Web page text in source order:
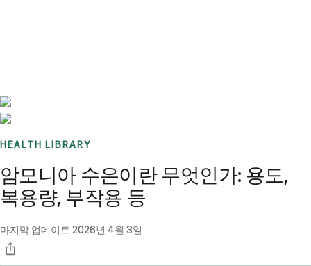
HEALTH LIBRARY
암모니아 수은이란 무엇인가: 용도,
복용량, 부작용 등
마지막 업데이트 2026년 4월 3일